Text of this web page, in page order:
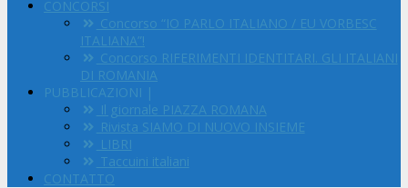
CONCORSI
Concorso “IO PARLO ITALIANO / EU VORBESC
ITALIANA”!
Concorso RIFERIMENTI IDENTITARI. GLI ITALIANI
DI ROMANIA
PUBBLICAZIONI |
Il giornale PIAZZA ROMANA
Rivista SIAMO DI NUOVO INSIEME
LIBRI
Taccuini italiani
CONTATTO